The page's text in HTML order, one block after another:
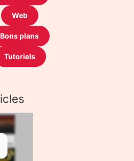
Web
Bons plans
Tutoriels